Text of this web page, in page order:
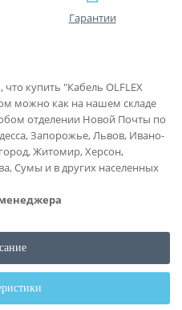
Гарантии
купить "Кабель OLFLEX
можно как на нашем складе
отделении Новой Почты по
Запорожье, Львов, Ивано-
Житомир, Херсон,
Сумы и в других населенных